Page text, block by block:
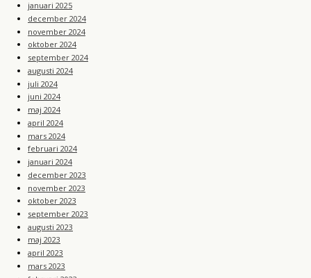
januari 2025
december 2024
november 2024
oktober 2024
september 2024
augusti 2024
juli 2024
juni 2024
maj 2024
april 2024
mars 2024
februari 2024
januari 2024
december 2023
november 2023
oktober 2023
september 2023
augusti 2023
maj 2023
april 2023
mars 2023